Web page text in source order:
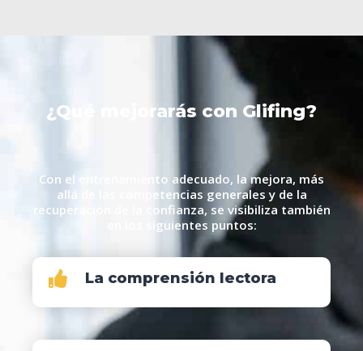
¿Qué mejorarás con Glifing?
Con el entrenamiento adecuado, la mejora, más
allá de las competencias generales y de la
recuperación de la confianza, se visibiliza también
en los siguientes puntos:
La comprensión lectora